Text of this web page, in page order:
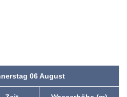
06 August